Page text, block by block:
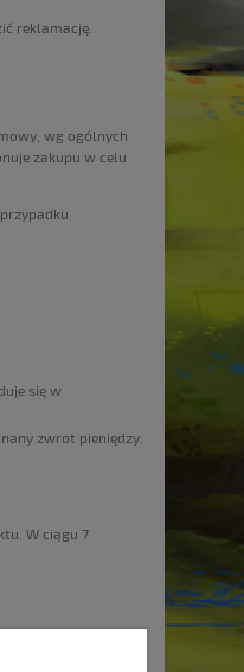
reklamację.
wg ogólnych
zakupu w celu
się w
zwrot pieniędzy.
W ciągu 7